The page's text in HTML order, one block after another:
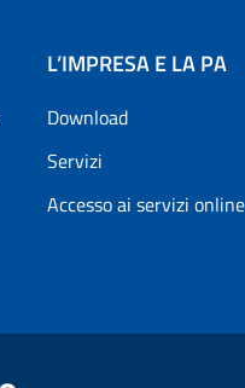
L’IMPRESA E LA PA
Download
Servizi
Accesso ai servizi online